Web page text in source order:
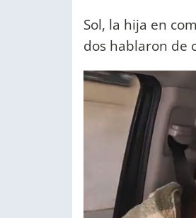
Sol, la hija en
dos hablaron de